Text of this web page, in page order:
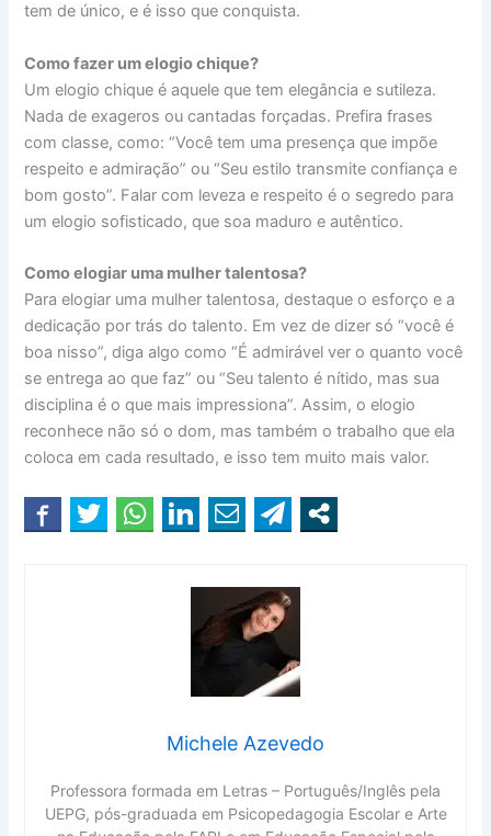
tem de único, e é isso que conquista.
Como fazer um elogio chique?
Um elogio chique é aquele que tem elegância e sutileza.
Nada de exageros ou cantadas forçadas. Prefira frases
com classe, como: “Você tem uma presença que impõe
respeito e admiração” ou “Seu estilo transmite confiança e
bom gosto”. Falar com leveza e respeito é o segredo para
um elogio sofisticado, que soa maduro e autêntico.
Como elogiar uma mulher talentosa?
Para elogiar uma mulher talentosa, destaque o esforço e a
dedicação por trás do talento. Em vez de dizer só “você é
boa nisso”, diga algo como “É admirável ver o quanto você
se entrega ao que faz” ou “Seu talento é nítido, mas sua
disciplina é o que mais impressiona”. Assim, o elogio
reconhece não só o dom, mas também o trabalho que ela
coloca em cada resultado, e isso tem muito mais valor.
Michele Azevedo
Professora formada em Letras – Português/Inglês pela
UEPG, pós-graduada em Psicopedagogia Escolar e Arte